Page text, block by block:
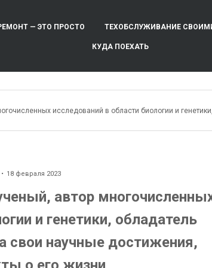
— ЭТО ПРОСТО ТЕХОБСЛУЖИВАНИЕ
КУДА ПОЕХАТЬ
исследований в области биологии и
18 февраля 2023
автор
и генетики, обладатель
свои научные достижения,